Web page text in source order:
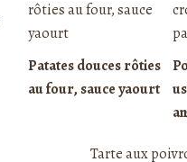
Patates douces rôties
au four, sauce yaourt
an
Tarte aux